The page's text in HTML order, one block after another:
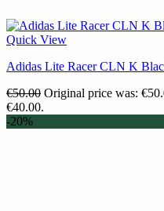
Quick View
Adidas Lite Racer CLN K
€50.00 Original price was:
€40.00.
-20%